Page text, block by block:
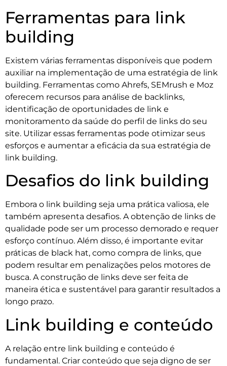
Ferramentas para link
building
Existem várias ferramentas disponíveis que podem
auxiliar na implementação de uma estratégia de link
building. Ferramentas como Ahrefs, SEMrush e Moz
oferecem recursos para análise de backlinks,
identificação de oportunidades de link e
monitoramento da saúde do perfil de links do seu
site. Utilizar essas ferramentas pode otimizar seus
esforços e aumentar a eficácia da sua estratégia de
link building.
Desafios do link building
Embora o link building seja uma prática valiosa, ele
também apresenta desafios. A obtenção de links de
qualidade pode ser um processo demorado e requer
esforço contínuo. Além disso, é importante evitar
práticas de black hat, como compra de links, que
podem resultar em penalizações pelos motores de
busca. A construção de links deve ser feita de
maneira ética e sustentável para garantir resultados a
longo prazo.
Link building e conteúdo
A relação entre link building e conteúdo é
fundamental. Criar conteúdo que seja digno de ser